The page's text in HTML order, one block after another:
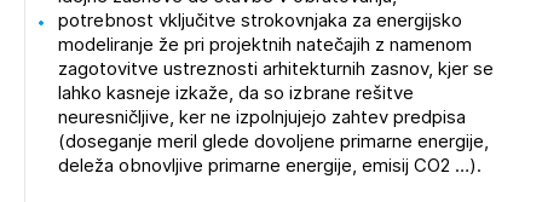
potrebnost vključitve strokovnjaka za energijsko
modeliranje že pri projektnih natečajih z namenom
zagotovitve ustreznosti arhitekturnih zasnov, kjer se
lahko kasneje izkaže, da so izbrane rešitve
neuresničljive, ker ne izpolnjujejo zahtev predpisa
(doseganje meril glede dovoljene primarne energije,
deleža obnovljive primarne energije, emisij CO2 …).